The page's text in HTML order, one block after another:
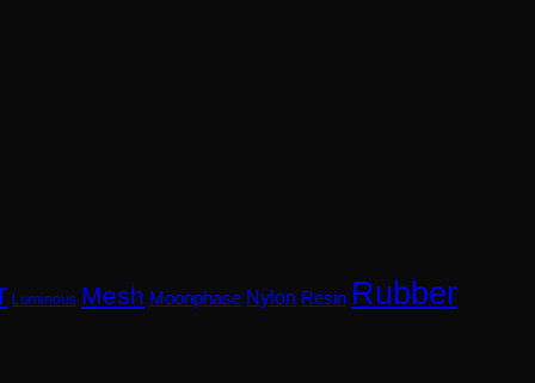
Luminous Mesh Moonphase Nylon Resin Rubber